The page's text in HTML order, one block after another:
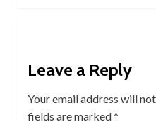
Leave a Reply
Your email address will
fields are marked*